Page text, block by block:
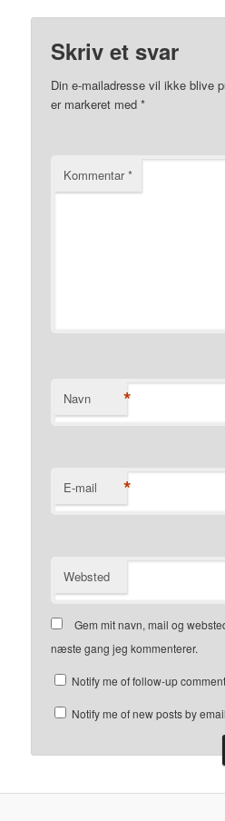
Skriv et svar
Din e-mailadresse vil ikke blive
er markeret med*
Kommentar*
Navn *
E-mail *
Websted
Gem mit navn, mail og
næste gang jeg kommenterer.
Notify me of follow-up
Notify me of new posts by